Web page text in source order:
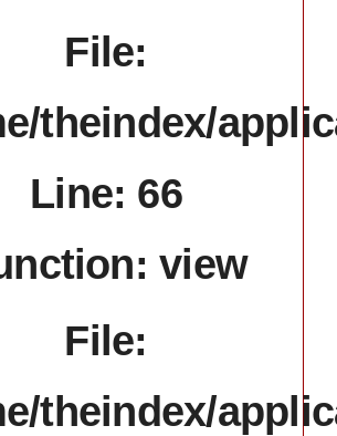
File:
theindex/
Line: 66
view
File:
theindex/